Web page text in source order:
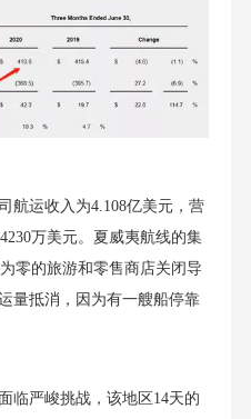
航运收入为4.108亿美元，营
万美元。夏威夷航线的集
零的旅游和零售商店关闭导
量抵消，因为有一艘船停靠
临严峻挑战，该地区14天的